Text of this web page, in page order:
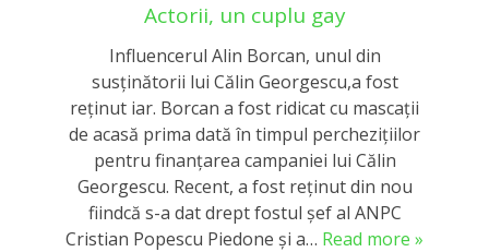
Actorii, un cuplu gay
Influencerul Alin Borcan, unul din
susținătorii lui Călin Georgescu,a fost
reținut iar. Borcan a fost ridicat cu mascații
de acasă prima dată în timpul perchezițiilor
pentru finanțarea campaniei lui Călin
Georgescu. Recent, a fost reținut din nou
fiindcă s-a dat drept fostul șef al ANPC
Cristian Popescu Piedone și a… Read more »